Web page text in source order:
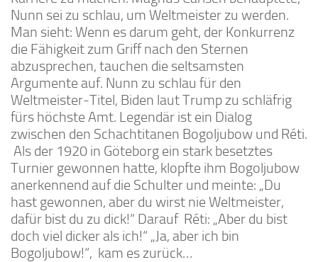
Nunn sei zu schlau, um Weltmeister zu werden.
Man sieht: Wenn es darum geht, der Konkurrenz
die Fähigkeit zum Griff nach den Sternen
abzusprechen, tauchen die seltsamsten
Argumente auf. Nunn zu schlau für den
Weltmeister-Titel, Biden laut Trump zu schläfrig
fürs höchste Amt. Legendär ist ein Dialog
zwischen den Schachtitanen Bogoljubow und Réti.
Als der 1920 in Göteborg ein stark besetztes
Turnier gewonnen hatte, klopfte ihm Bogoljubow
anerkennend auf die Schulter und meinte: „Du
hast gewonnen, aber du wirst nie Weltmeister,
dafür bist du zu dick!“ Darauf Réti: „Aber du bist
doch viel dicker als ich!“ „Ja, aber ich bin
Bogoljubow!“, kam es zurück…